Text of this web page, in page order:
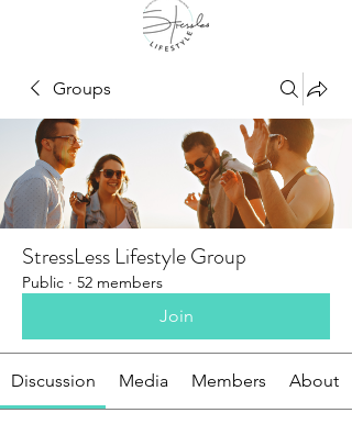
Groups
StressLess Lifestyle Group
Public · 52 members
Join
Discussion Media Members About